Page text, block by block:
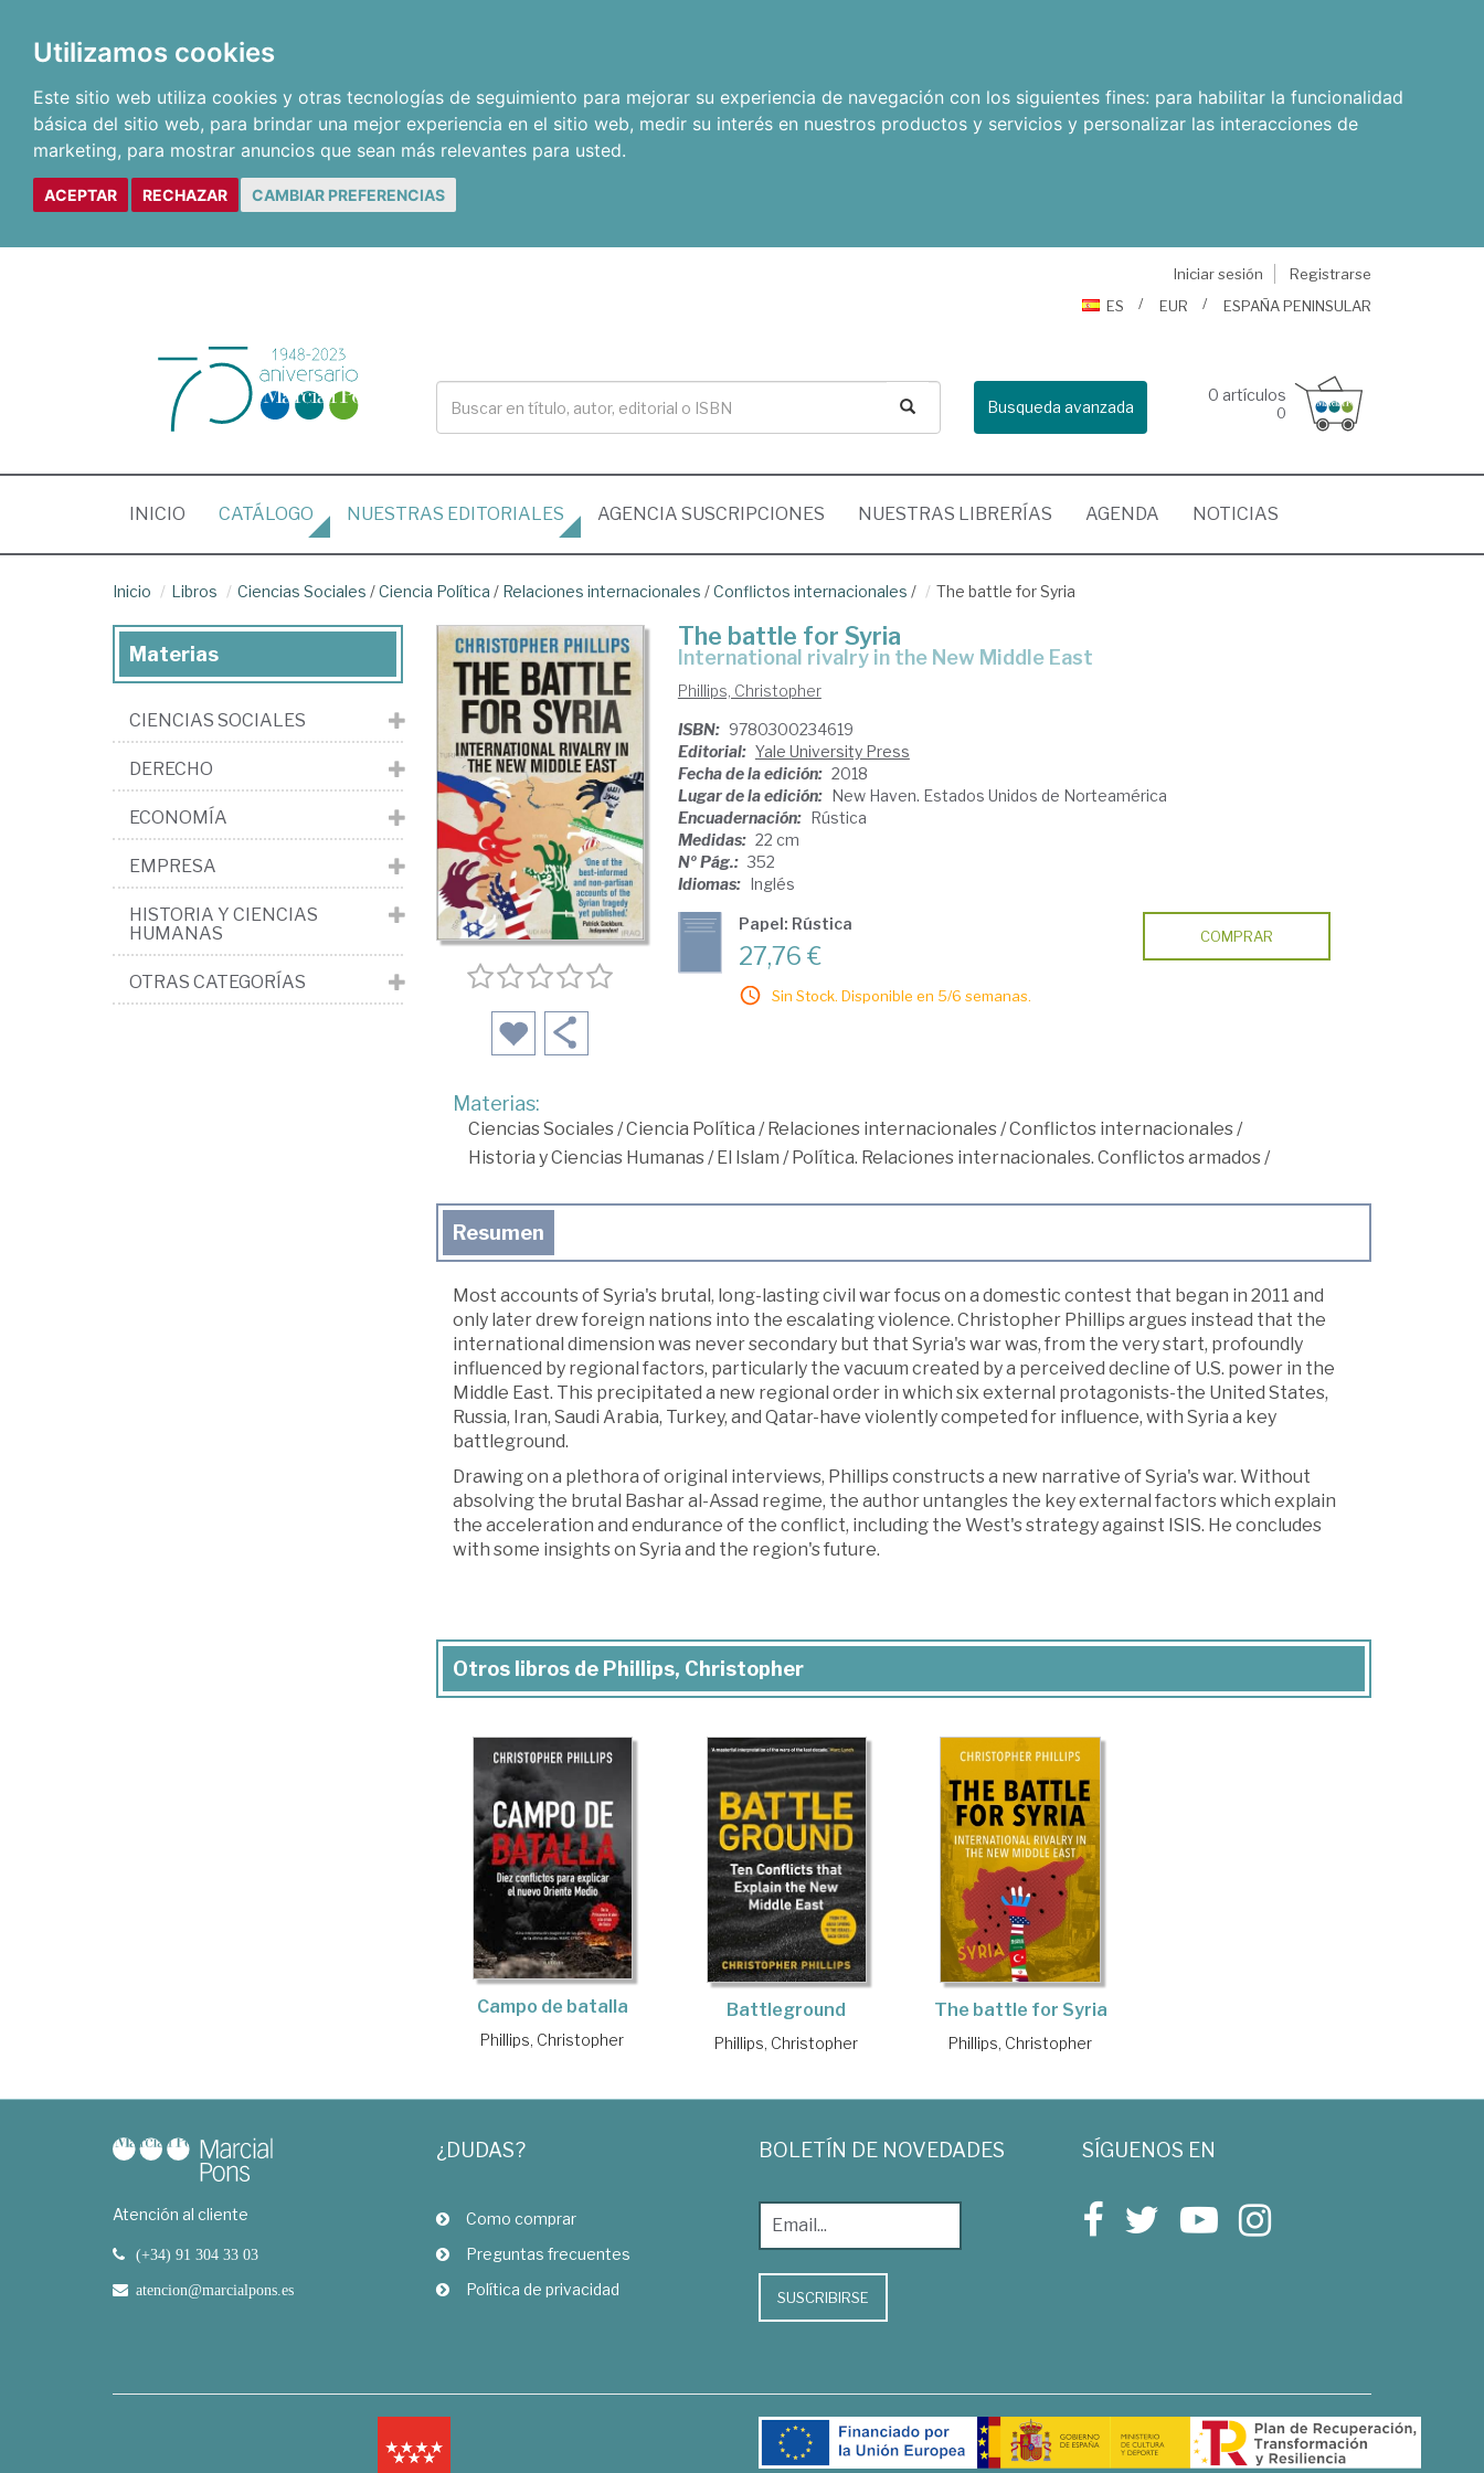
Utilizamos cookies
Este sitio web utiliza cookies y otras tecnologías de seguimiento para mejorar su experiencia de navegación con los siguientes fines: para habilitar la funcionalidad
básica del sitio web, para brindar una mejor experiencia en el sitio web, medir su interés en nuestros productos y servicios y personalizar las interacciones de
marketing, para mostrar anuncios que sean más relevantes para usted.
ACEPTAR RECHAZAR CAMBIAR PREFERENCIAS
Iniciar sesión
Registrarse
ES
EUR ESPAÑA PENINSULAR
Busqueda avanzada
0 artículos
0
INICIO (CURRENT)
CATÁLOGO NUESTRAS EDITORIALES AGENCIA SUSCRIPCIONES NUESTRAS LIBRERÍAS AGENDA NOTICIAS
Inicio Libros Ciencias Sociales /Ciencia Política / Relaciones internacionales /Conflictos internacionales / The battle for Syria
The battle for Syria
international rivalry in the New Middle East
Phillips, Christopher
ISBN: 9780300234619
Editorial: Yale University Press
Fecha de la edición: 2018
Lugar de la edición: New Haven. Estados Unidos de Norteamérica
Encuadernación: Rústica
Medidas: 22 cm
Nº Pág.: 352
Idiomas: Inglés
Papel: Rústica
27,76 €
Sin Stock. Disponible en 5/6 semanas.
COMPRAR
Materias:
Ciencias Sociales/Ciencia Política / Relaciones internacionales/Conflictos internacionales/
Historia y Ciencias Humanas/ El Islam / Política. Relaciones internacionales. Conflictos armados/
Resumen
Most accounts of Syria's brutal, long-lasting civil war focus on a domestic contest that began in 2011 and
only later drew foreign nations into the escalating violence. Christopher Phillips argues instead that the
international dimension was never secondary but that Syria's war was, from the very start, profoundly
influenced by regional factors, particularly the vacuum created by a perceived decline of U.S. power in the
Middle East. This precipitated a new regional order in which six external protagonists-the United States,
Russia, Iran, Saudi Arabia, Turkey, and Qatar-have violently competed for influence, with Syria a key
battleground.
Drawing on a plethora of original interviews, Phillips constructs a new narrative of Syria's war. Without
absolving the brutal Bashar al-Assad regime, the author untangles the key external factors which explain
the acceleration and endurance of the conflict, including the West's strategy against ISIS. He concludes
with some insights on Syria and the region's future.
Otros libros de Phillips, Christopher
Campo de batalla
Phillips, Christopher
Battleground
Phillips, Christopher
The battle for Syria
Phillips, Christopher
Materias
CIENCIAS SOCIALES
DERECHO
ECONOMÍA
EMPRESA
HISTORIA Y CIENCIAS
HUMANAS
OTRAS CATEGORÍAS
Atención al cliente
(+34) 91 304 33 03
atencion@marcialpons.es
¿DUDAS?
Como comprar
Preguntas frecuentes
Política de privacidad
BOLETÍN DE NOVEDADES
SUSCRIBIRSE
SÍGUENOS EN